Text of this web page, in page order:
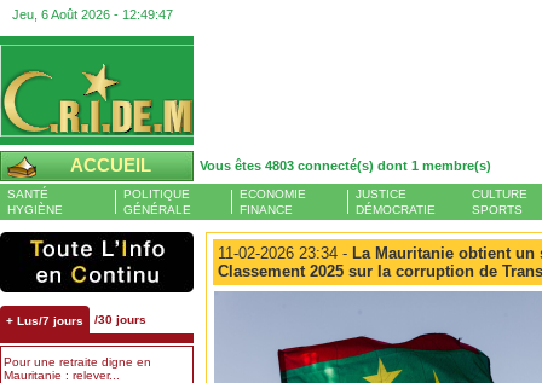
Jeu, 6 Août 2026 - 12:49:48
ACCUEIL Vous êtes 4803 connecté(s) dont 1 membre(s)
SANTÉ
HYGIÈNE
POLITIQUE
GÉNÉRALE
ECONOMIE
FINANCE
JUSTICE
DÉMOCRATIE
CULTURE
SPORTS
+ Lus/7 jours /30 jours
Pour une retraite digne en
Mauritanie : relever...
11-02-2026 23:34 - La Mauritanie obtient un
Classement 2025 sur la corruption de